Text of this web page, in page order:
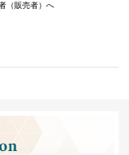
（販売者）へ